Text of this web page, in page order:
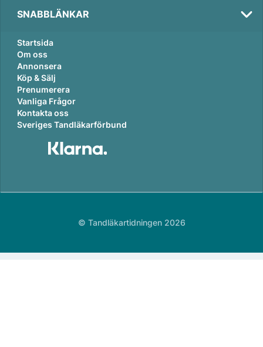
SNABBLÄNKAR
Startsida
Om oss
Annonsera
Köp & Sälj
Prenumerera
Vanliga Frågor
Kontakta oss
Sveriges Tandläkarförbund
© Tandläkartidningen 2026